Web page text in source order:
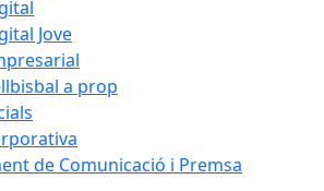
Jove
a prop
de Comunicació i Premsa